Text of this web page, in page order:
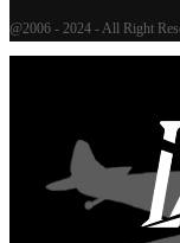
@2006 - 2024 - All Right